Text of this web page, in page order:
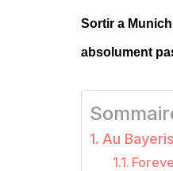
Sortir a
absolument
Au